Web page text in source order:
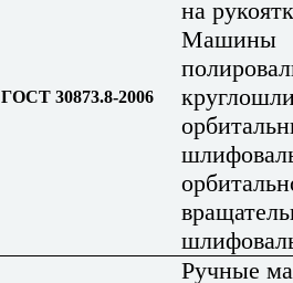
ГОСТ 30873.8-2006
на
Машины
Ручные